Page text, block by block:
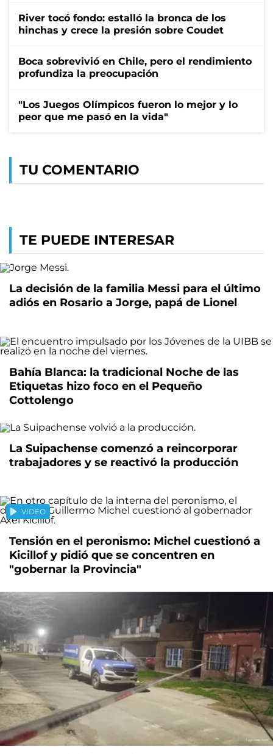
River tocó fondo: estalló la bronca de los
hinchas y crece la presión sobre Coudet
Boca sobrevivió en Chile, pero el rendimiento
profundiza la preocupación
"Los Juegos Olímpicos fueron lo mejor y lo
peor que me pasó en la vida"
TU COMENTARIO
TE PUEDE INTERESAR
La decisión de la familia Messi para el último
adiós en Rosario a Jorge, papá de Lionel
Bahía Blanca: la tradicional Noche de las
Etiquetas hizo foco en el Pequeño
Cottolengo
La Suipachense comenzó a reincorporar
trabajadores y se reactivó la producción
VIDEO
Tensión en el peronismo: Michel cuestionó a
Kicillof y pidió que se concentren en
"gobernar la Provincia"